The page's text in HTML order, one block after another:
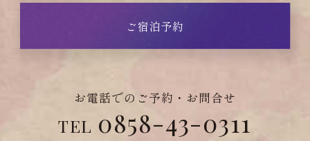
ご宿泊予約
お電話でのご予約・お問合せ
TEL 0858-43-0311